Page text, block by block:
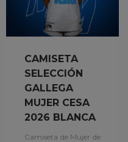
CAMISETA
SELECCIÓN
GALLEGA
MUJER CESA
2026 BLANCA
Camiseta de Mujer de